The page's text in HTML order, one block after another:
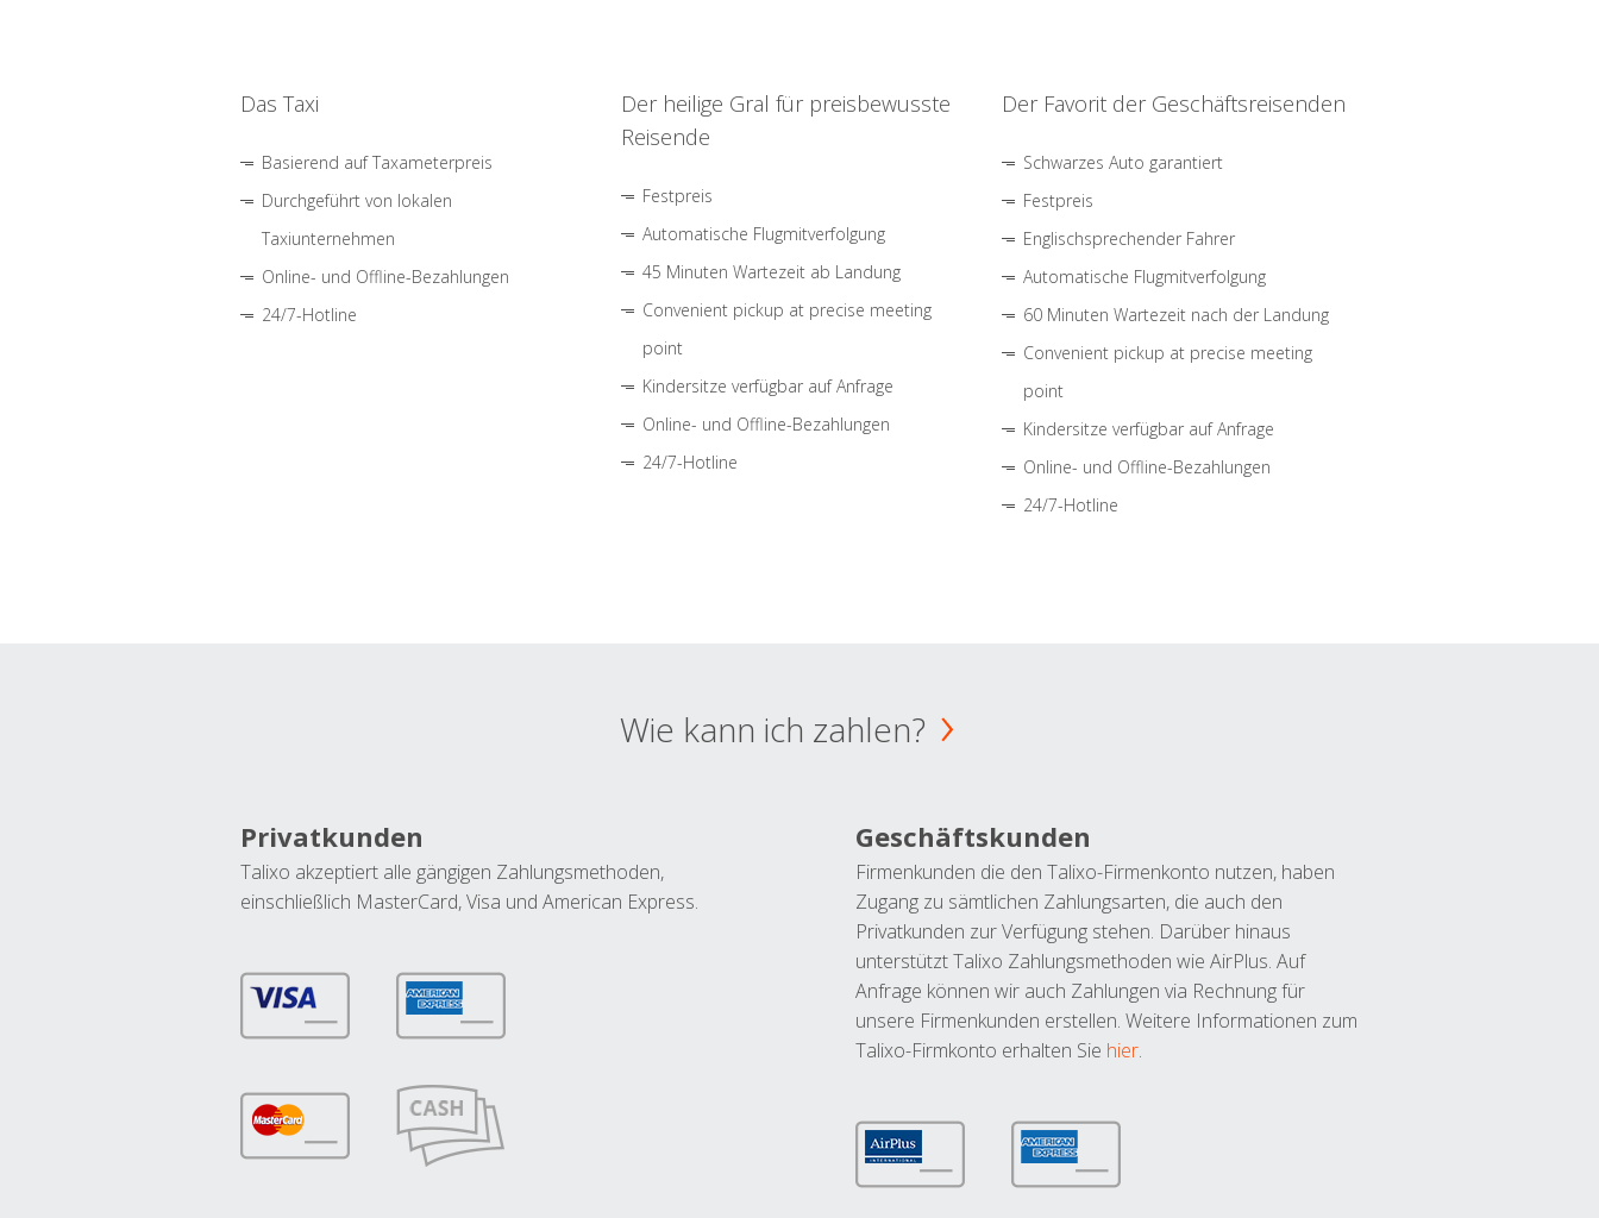
Das Taxi
Basierend auf Taxameterpreis
Durchgeführt von lokalen
Taxiunternehmen
Online- und Offline-Bezahlungen
24/7-Hotline
Der heilige Gral für preisbewusste
Reisende
Festpreis
Automatische Flugmitverfolgung
45 Minuten Wartezeit ab Landung
Convenient pickup at precise meeting
point
Kindersitze verfügbar auf Anfrage
Online- und Offline-Bezahlungen
24/7-Hotline
Der Favorit der Geschäftsreisenden
Schwarzes Auto garantiert
Festpreis
Englischsprechender Fahrer
Automatische Flugmitverfolgung
60 Minuten Wartezeit nach der Landung
Convenient pickup at precise meeting
point
Kindersitze verfügbar auf Anfrage
Online- und Offline-Bezahlungen
24/7-Hotline
Wie kann ich zahlen?
Privatkunden
Talixo akzeptiert alle gängigen Zahlungsmethoden,
einschließlich MasterCard, Visa und American Express.
Geschäftskunden
Firmenkunden die den Talixo-Firmenkonto nutzen, haben
Zugang zu sämtlichen Zahlungsarten, die auch den
Privatkunden zur Verfügung stehen. Darüber hinaus
unterstützt Talixo Zahlungsmethoden wie AirPlus. Auf
Anfrage können wir auch Zahlungen via Rechnung für
unsere Firmenkunden erstellen. Weitere Informationen zum
Talixo-Firmkonto erhalten Sie hier.